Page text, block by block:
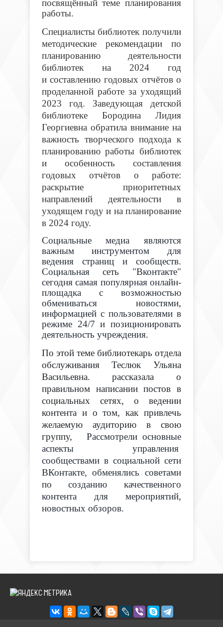
посвящённый теме планирования
работы.
Специалисты библиотек получили
методические рекомендации по
планированию деятельности
библиотек на 2024 год
и составлению годовых отчётов о
проделанной работе за уходящий
2023 год. Заведующая детской
библиотеке Бородина Лидия
Георгиевна обратила внимание на
важность творческого подхода к
планированию работы библиотек
и особенность составления
годовых отчётов о работе:
раскрытие приоритетных
направлений деятельности в
уходящем году и на планирование
в 2024 году.
Социальные медиа являются
важным инструментом для
ведения страниц и сообществ.
Социальная сеть "Вконтакте"
сегодня самая популярная онлайн-
площадка с возможностью
обмениваться новостями,
информацией с пользователями в
режиме 24/7 и позиционировать
деятельность учреждения.
По этой теме библиотекарь отдела
обслуживания Теслюк Ульяна
Васильевна. рассказала о
правильном написании постов в
социальных сетях, о ведении
контента и о том, как привлечь
желаемую аудиторию в свою
группу,Рассмотрели основные
аспекты управления
сообществами в социальной сети
ВКонтакте, обменялись советами
по созданию качественного
контента для мероприятий,
новостных обзоров.